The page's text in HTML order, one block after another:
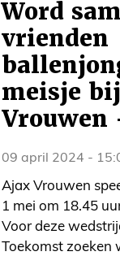
Word
vrienden
meisje
Vrouwen
09 april 2024 -
Ajax Vrouwen
1 mei om 18.45
Voor deze
Toekomst zoeken